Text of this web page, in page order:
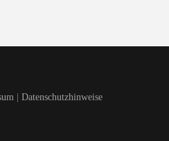
| Datenschutzhinweise